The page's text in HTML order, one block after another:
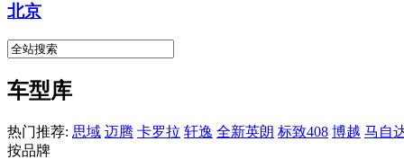
北京
车型库
热门推荐: 思域 迈腾 卡罗拉 轩逸 全新英朗 标致408 博越 马自
按品牌